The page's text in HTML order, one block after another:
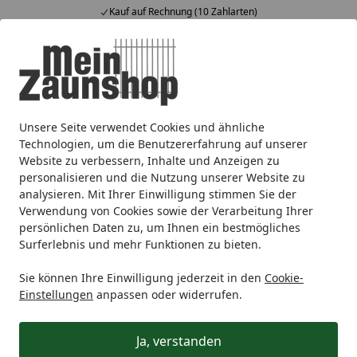
Unsere Seite verwendet Cookies und ähnliche
Technologien, um die Benutzererfahrung auf unserer
Website zu verbessern, Inhalte und Anzeigen zu
personalisieren und die Nutzung unserer Website zu
analysieren. Mit Ihrer Einwilligung stimmen Sie der
Verwendung von Cookies sowie der Verarbeitung Ihrer
persönlichen Daten zu, um Ihnen ein bestmögliches
Surferlebnis und mehr Funktionen zu bieten.
Sie können Ihre Einwilligung jederzeit in den Cookie-
Einstellungen anpassen oder widerrufen.
Ja, verstanden
Kauf auf Rechnung (10 Zahlarten)
Alle Produkte
Mein Konto
Suchen
Startseite
Zaunmarken T&J T&J Vorgartenzäune
T&J MATTEO BONANZA
Ihre Artikelübersicht
Kategorien
Filter / Sortierung